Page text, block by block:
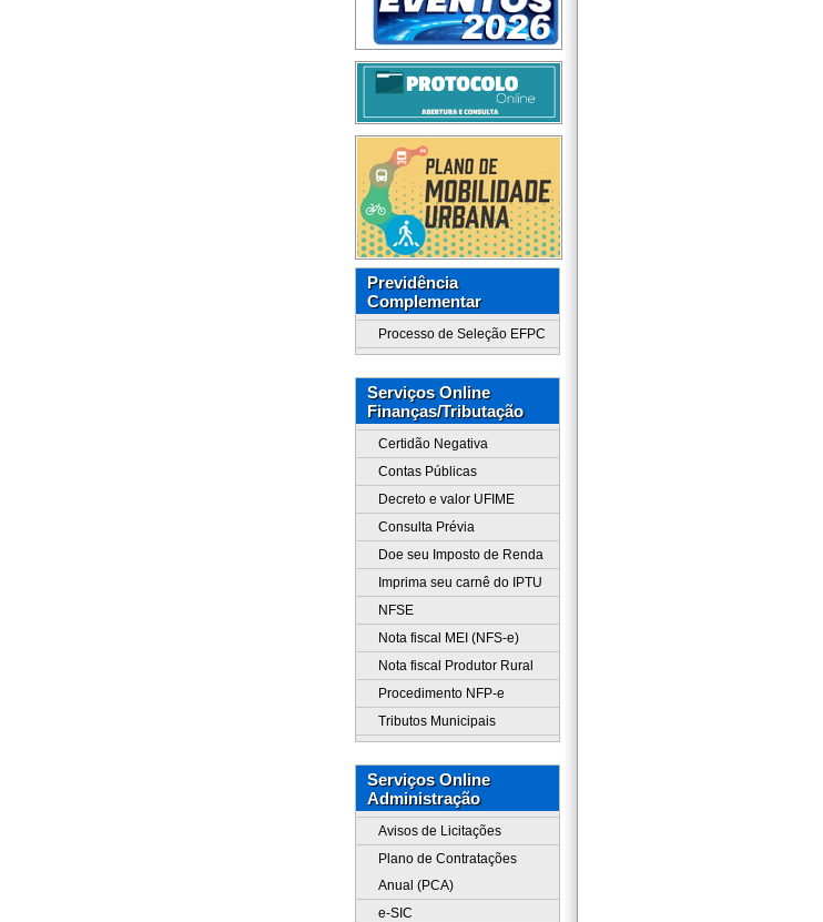
Previdência
Complementar
Processo de Seleção EFPC
Serviços Online
Finanças/Tributação
Certidão Negativa
Contas Públicas
Decreto e valor UFIME
Consulta Prévia
Doe seu Imposto de Renda
Imprima seu carnê do IPTU
NFSE
Nota fiscal MEI (NFS-e)
Nota fiscal Produtor Rural
Procedimento NFP-e
Tributos Municipais
Serviços Online
Administração
Avisos de Licitações
Plano de Contratações
Anual (PCA)
e-SIC